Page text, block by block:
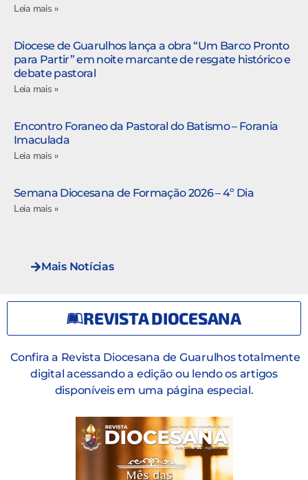
Leia mais »
Diocese de Guarulhos lança a obra “Um Barco Pronto
para Partir” em noite marcante de resgate histórico e
debate pastoral
Leia mais »
Encontro Foraneo da Pastoral do Batismo – Forania
Imaculada
Leia mais »
Semana Diocesana de Formação 2026 – 4º Dia
Leia mais »
Mais Notícias
REVISTA DIOCESANA
Confira a Revista Diocesana de Guarulhos totalmente
digital acessando a edição ou lendo os artigos
disponíveis em uma página especial.